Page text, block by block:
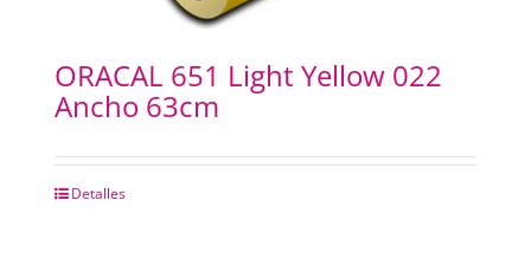
ORACAL 651 Light Yellow 022
Ancho 63cm
Detalles